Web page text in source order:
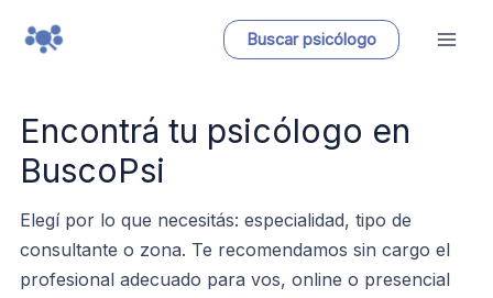
Buscar psicólogo
Encontrá tu psicólogo en
BuscoPsi
Elegí por lo que necesitás: especialidad, tipo de
consultante o zona. Te recomendamos sin cargo el
profesional adecuado para vos, online o presencial